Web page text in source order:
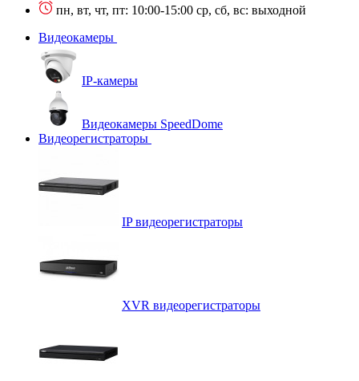
пн, вт, чт, пт: 10:00-15:00 ср, сб, вс: выходной
Видеокамеры
IP-камеры
Видеокамеры SpeedDome
Видеорегистраторы
IP видеорегистраторы
XVR видеорегистраторы